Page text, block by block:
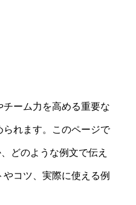
ーム力を高める重要な
れます。このページで
どのような例文で伝え
コツ、実際に使える例